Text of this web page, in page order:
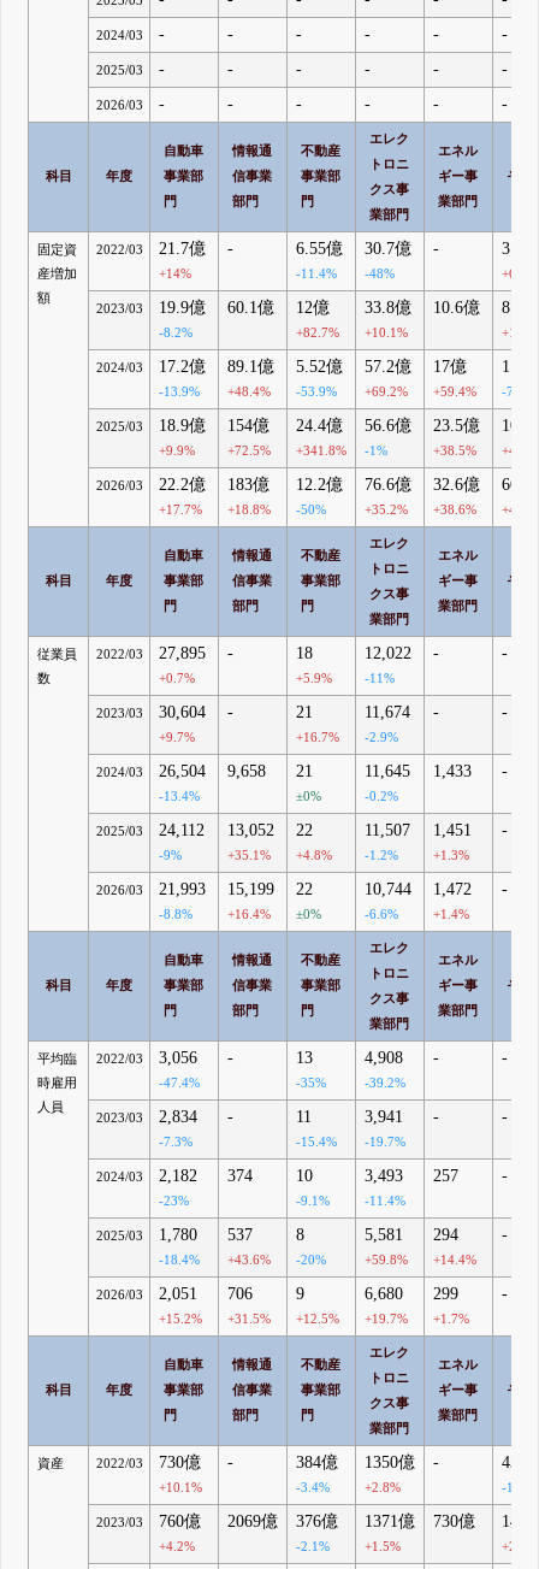
2024/03 - - - - - -
2025/03 - - - - - -
2026/03 - - - - - -
科目 年度
自動車
事業部
門
情報通
信事業
部門
不動産
事業部
門
エレク
トロニ
クス事
業部門
エネル
ギー事
業部門
その
固定資
産増加
額
2022/03 21.7億
+14%
- 6.55億
-11.4%
30.7億
-48%
- 3.3
2023/03 19.9億
-8.2%
60.1億 12億
+82.7%
33.8億
+10.1%
10.6億 8.25
2024/03 17.2億
-13.9%
89.1億
+48.4%
5.52億
-53.9%
57.2億
+69.2%
17億
+59.4%
1.93
-
2025/03 18.9億
+9.9%
154億
+72.5%
24.4億
+341.8%
56.6億
-1%
23.5億
+38.5%
10.9
2026/03 22.2億
+17.7%
183億
+18.8%
12.2億
-50%
76.6億
+35.2%
32.6億
+38.6%
60.6
科目 年度
自動車
事業部
門
情報通
信事業
部門
不動産
事業部
門
エレク
トロニ
クス事
業部門
エネル
ギー事
業部門
その
従業員
数
2022/03 27,895
+0.7%
- 18
+5.9%
12,022
-11%
- -
2023/03 30,604
+9.7%
- 21
+16.7%
11,674
-2.9%
- -
2024/03 26,504
-13.4%
9,658 21
±0%
11,645
-0.2%
1,433 -
2025/03 24,112
-9%
13,052
+35.1%
22
+4.8%
11,507
-1.2%
1,451
+1.3%
-
2026/03 21,993
-8.8%
15,199
+16.4%
22
±0%
10,744
-6.6%
1,472
+1.4%
-
科目 年度
自動車
事業部
門
情報通
信事業
部門
不動産
事業部
門
エレク
トロニ
クス事
業部門
エネル
ギー事
業部門
その
平均臨
時雇用
人員
2022/03 3,056
-47.4%
- 13
-35%
4,908
-39.2%
- -
2023/03 2,834
-7.3%
- 11
-15.4%
3,941
-19.7%
- -
2024/03 2,182
-23%
374 10
-9.1%
3,493
-11.4%
257 -
2025/03 1,780
-18.4%
537
+43.6%
8
-20%
5,581
+59.8%
294
+14.4%
-
2026/03 2,051
+15.2%
706
+31.5%
9
+12.5%
6,680
+19.7%
299
+1.7%
-
科目 年度
自動車
事業部
門
情報通
信事業
部門
不動産
事業部
門
エレク
トロニ
クス事
業部門
エネル
ギー事
業部門
その
資産 2022/03 730億
+10.1%
- 384億
-3.4%
1350億
+2.8%
- 43.5
-
2023/03 760億
+4.2%
2069億 376億
-2.1%
1371億
+1.5%
730億 143